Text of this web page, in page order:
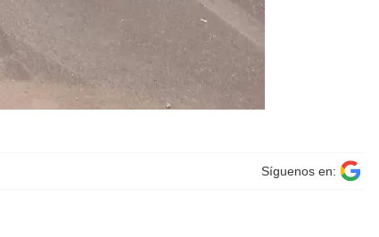
Síguenos en: